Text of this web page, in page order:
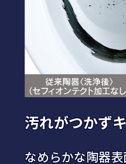
汚れがつかず
なめらかな陶器